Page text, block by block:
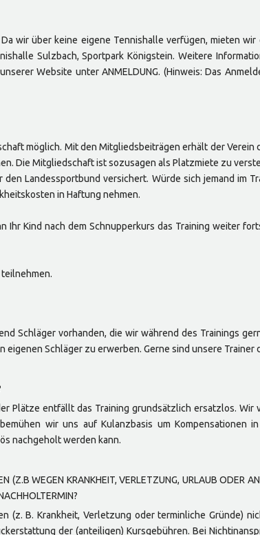
wir über keine eigene Tennishalle verfügen, mieten
Sulzbach, Sportpark Königstein. Weitere
Website unter ANMELDUNG. (Hinweis: Das
möglich. Mit den Mitgliedsbeiträgen erhält der Verein
Die Mitgliedschaft ist sozusagen als Platzmiete zu
Landessportbund versichert. Würde sich jemand im
in Haftung nehmen.
Kind nach dem Schnupperkurs das Training weiter
teilnehmen.
Schläger vorhanden, die wir während des Trainings
Schläger zu erwerben. Gerne sind unsere Trainer
Plätze entfällt das Training grundsätzlich ersatzlos.
wir uns auf Kulanzbasis um Kompensationen
nachgeholt werden kann.
(Z.B WEGEN KRANKHEIT, VERLETZUNG, URLAUB ODER
(z. B. Krankheit, Verletzung oder terminliche Gründe)
der (anteiligen) Kursgebühren. Bei